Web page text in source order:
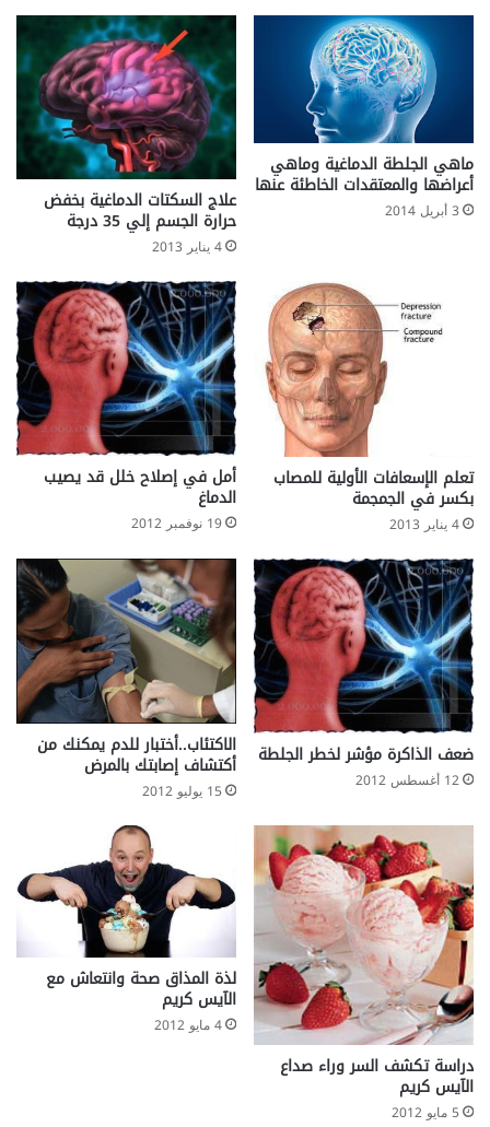
د
و
ل
ه
ماهي الجلطة الدماغية وماهي
أعراضها والمعتقدات الخاطئة عنها
3 أبريل 2014 علاج السكتات الدماغية بخفض
حرارة الجسم إلي 35 درجة
4 يناير 2013
تعلم الإسعافات الأولية للمصاب
بكسر في الجمجمة
4 يناير 2013
أمل في إصلاح خلل قد يصيب
الدماغ
19 نوفمبر 2012
ضعف الذاكرة مؤشر لخطر الجلطة
12 أغسطس 2012
الاكتئاب..أختبار للدم يمكنك من
أكتشاف إصابتك بالمرض
15 يوليو 2012
دراسة تكشف السر وراء صداع
الآيس كريم
5 مايو 2012
لذة المذاق صحة وانتعاش مع
الآيس كريم
4 مايو 2012